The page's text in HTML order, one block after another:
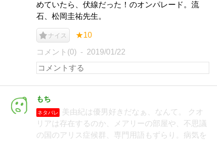
めていたら、伏線だった！のオンパレード。流
石、松岡圭祐先生。
ナイス ★10
コメント(0) 2019/01/22
もち
ネタバレ
美由紀は優男好きだなぁ、なんて。 クオ
リアは存在するのか、メアリーの部屋や、不思議
の国のアリス症候群、専門用語もずらり。病気を